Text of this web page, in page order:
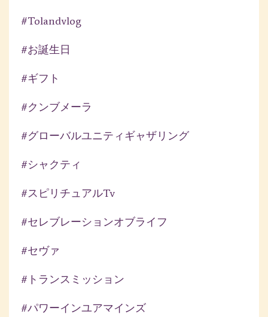
#tolandvlog
#お誕生日
#ギフト
#クンブメーラ
#グローバルユニティギャザリング
#シャクティ
#スピリチュアルtv
#セレブレーションオブライフ
#セヴァ
#トランスミッション
#パワーインユアマインズ